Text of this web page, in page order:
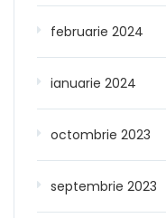
februarie 2024
ianuarie 2024
octombrie 2023
septembrie 2023